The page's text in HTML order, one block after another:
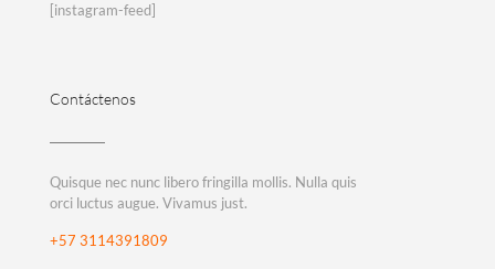
[instagram-feed]
Contáctenos
Quisque nec nunc libero fringilla mollis. Nulla quis
orci luctus augue. Vivamus just.
+57 3114391809